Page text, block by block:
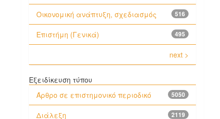
516
Οικονομική ανάπτυξη, σχεδιασμός
495
Επιστήμη (Γενικά)
next >
Εξειδίκευση τύπου
5050
Άρθρο σε επιστημονικό περιοδικό
2119
Διάλεξη